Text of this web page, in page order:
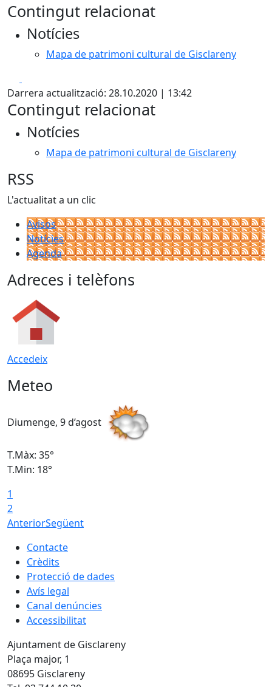
Contingut relacionat
Notícies
Mapa de patrimoni cultural de Gisclareny
Darrera actualització: 28.10.2020 | 13:42
Contingut relacionat
Notícies
Mapa de patrimoni cultural de Gisclareny
RSS
L'actualitat a un clic
Avisos
Notícies
Agenda
Adreces i telèfons
Accedeix
Meteo
Diumenge, 9 d’agost
T.Màx: 35°
T.Min: 18°
1
2
AnteriorSegüent
Contacte
Crèdits
Protecció de dades
Avís legal
Canal denúncies
Accessibilitat
Ajuntament de Gisclareny
Plaça major, 1
08695 Gisclareny